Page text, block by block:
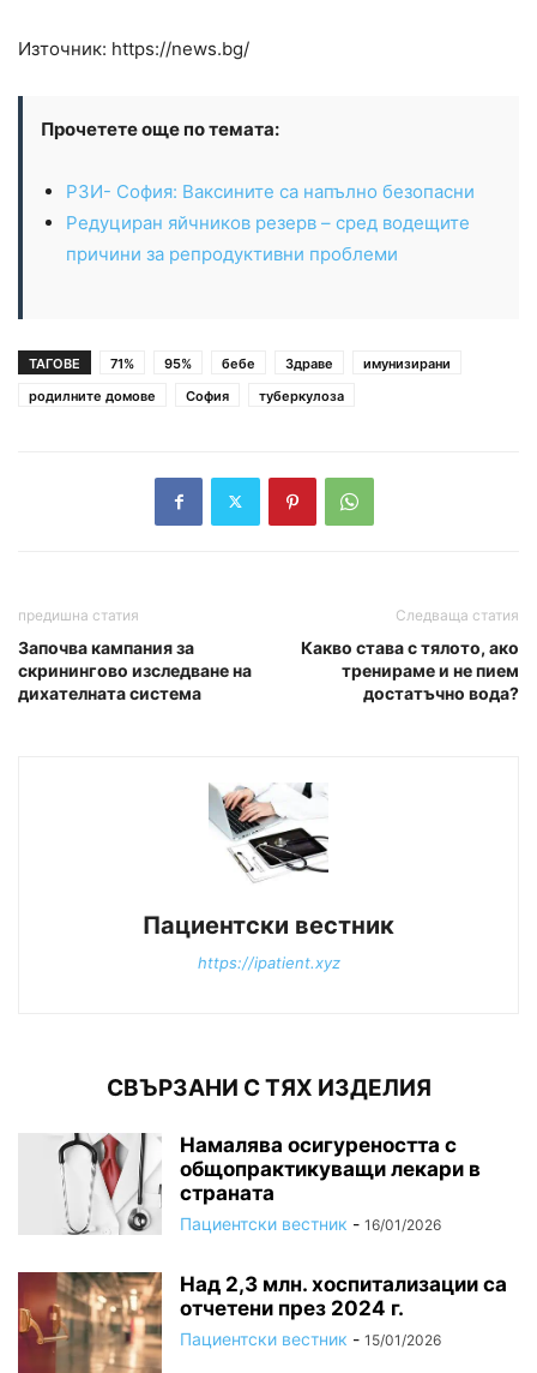
Източник: https://news.bg/
Прочетете още по темата:
РЗИ- София: Ваксините са напълно безопасни
Редуциран яйчников резерв – сред водещите
причини за репродуктивни проблеми
ТАГОВЕ 71% 95% бебе Здраве
имунизирани
родилните домове
София туберкулоза
предишна статия
Започва кампания за
скринингово изследване на
дихателната система
Следваща статия
Какво става с тялото, ако
тренираме и не пием
достатъчно вода?
Пациентски вестник
https://ipatient.xyz
СВЪРЗАНИ С ТЯХ ИЗДЕЛИЯ
Намалява осигуреността с
общопрактикуващи лекари в
страната
Пациентски вестник - 16/01/2026
Над 2,3 млн. хоспитализации са
отчетени през 2024 г.
Пациентски вестник - 15/01/2026